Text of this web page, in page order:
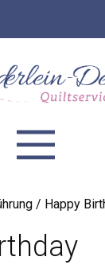
/ Happy